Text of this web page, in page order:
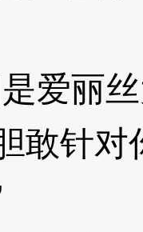
丽丝
敢针